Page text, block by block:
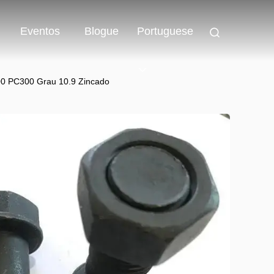
Eventos Blogue Portuguese
PC300 Grau 10.9 Zincado